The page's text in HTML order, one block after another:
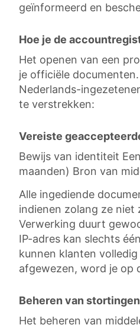
geïnformeerd en
Hoe je de
Het openen van een
je officiële
Nederlands-
te verstrekken:
Vereiste
Bewijs van identiteit
maanden) Bron van
Alle ingediende
indienen zolang ze
Verwerking duurt
IP-adres kan slechts
kunnen klanten
afgewezen, word je op
Beheren van
Het beheren van